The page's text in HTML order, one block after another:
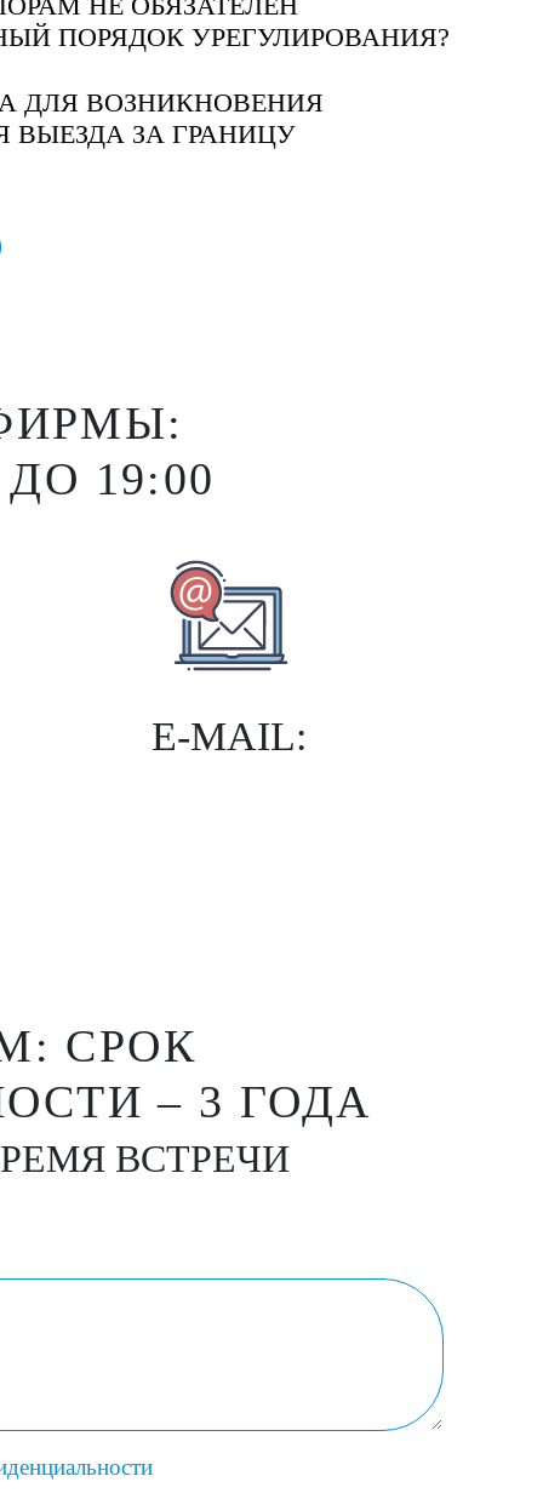
ПОРЯДОК УРЕГУЛИРОВАНИЯ?
ДЛЯ ВОЗНИКНОВЕНИЯ
ВЫЕЗДА ЗА ГРАНИЦУ
19:00
E-MAIL:
СРОК
– 3 ГОДА
ВСТРЕЧИ